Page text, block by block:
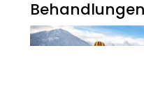
Behandlungen